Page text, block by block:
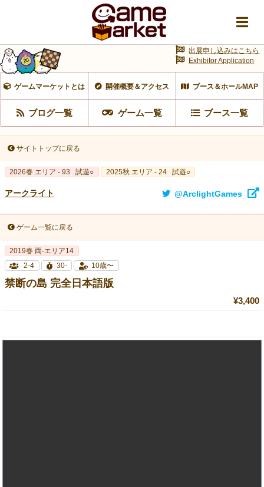
ゲームマーケットとは 開催概要＆アクセス ブース＆ホールMAP
ブログ一覧 ゲーム一覧 ブース一覧
出展申し込みはこちら
Exhibitor Application
サイトトップに戻る
2026春 エリア - 93 試遊○ 2025秋 エリア - 24 試遊○
アークライト @ArclightGames
ゲーム一覧に戻る
2019春 両-エリア14
2-4
30- 10歳〜
禁断の島 完全日本語版
¥3,400